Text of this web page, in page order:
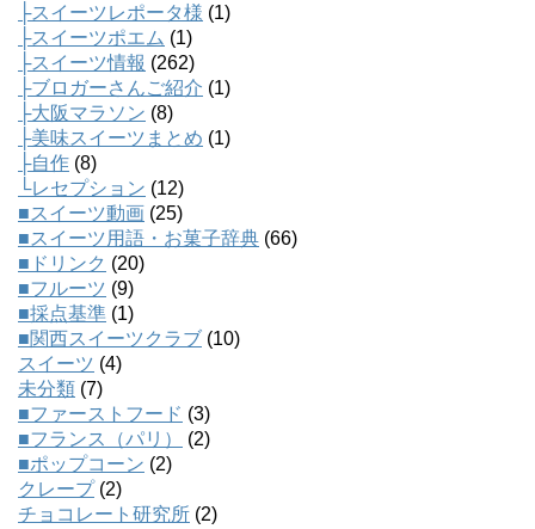
├スイーツレポータ様 (1)
├スイーツポエム (1)
├スイーツ情報 (262)
├ブロガーさんご紹介 (1)
├大阪マラソン (8)
├美味スイーツまとめ (1)
├自作 (8)
└レセプション (12)
■スイーツ動画 (25)
■スイーツ用語・お菓子辞典 (66)
■ドリンク (20)
■フルーツ (9)
■採点基準 (1)
■関西スイーツクラブ (10)
スイーツ (4)
未分類 (7)
■ファーストフード (3)
■フランス（パリ）
(2)
■ポップコーン (2)
クレープ(2)
チョコレート研究所 (2)